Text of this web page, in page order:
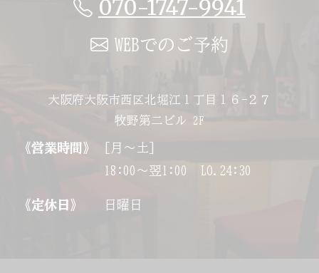
070-1747-9941
WEBでのご予約
大阪府大阪市西区北堀江１丁目１６−２７
牧野第二ビル 2F
《営業時間》
[月～土]
18:00～翌1:00 LO.24:30
《定休日》 日曜日